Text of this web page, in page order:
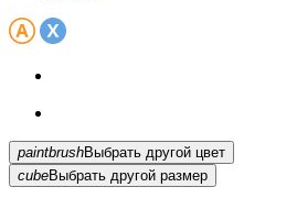
paintbrush
Выбрать другой цвет
cubeВыбрать другой размер